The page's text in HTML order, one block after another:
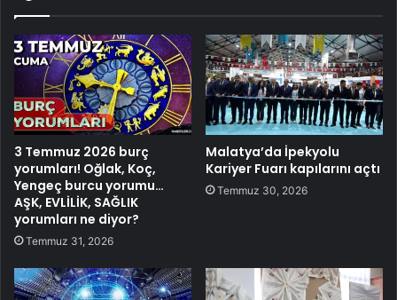
3 Temmuz 2026 burç
yorumları! Oğlak, Koç,
Yengeç burcu yorumu…
AŞK, EVLİLİK, SAĞLIK
yorumları ne diyor?
Temmuz 31, 2026
Malatya’da İpekyolu
Kariyer Fuarı kapılarını açtı
Temmuz 30, 2026